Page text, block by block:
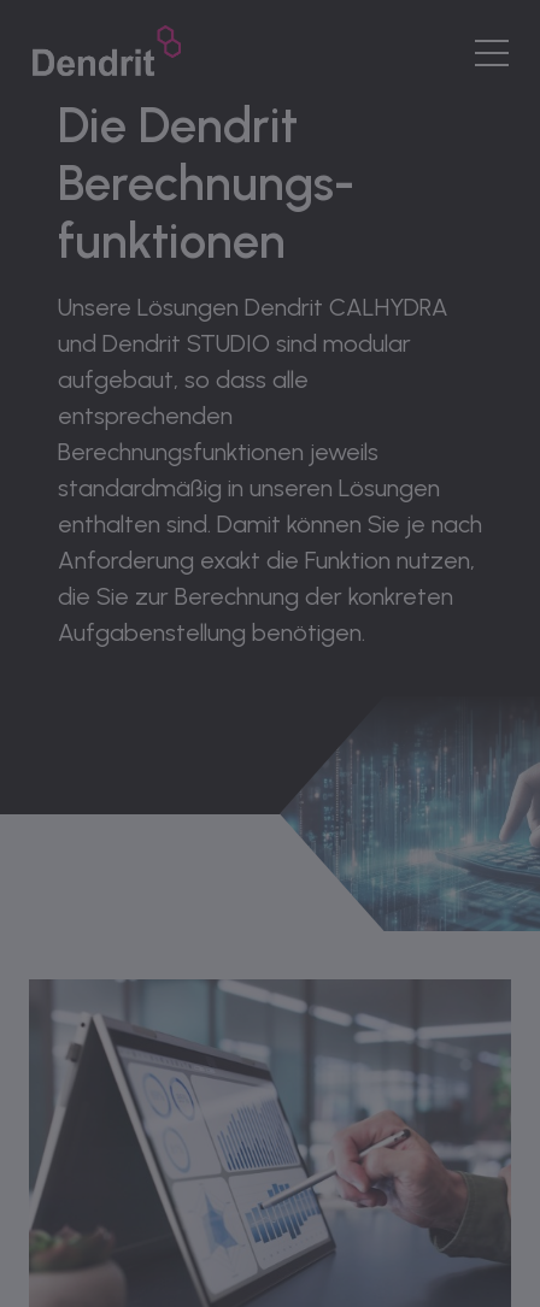
MENÜ
Software
Funktionen
Service
Karriere
Kontakt
DE| DE Sprachwechsler
Die Dendrit
Berechnungs­
funktionen
Unsere Lösungen Dendrit CALHYDRA
und Dendrit STUDIO sind modular
aufgebaut, so dass alle
entsprechenden
Berechnungsfunktionen jeweils
standardmäßig in unseren Lösungen
enthalten sind. Damit können Sie je nach
Anforderung exakt die Funktion nutzen,
die Sie zur Berechnung der konkreten
Aufgabenstellung benötigen.